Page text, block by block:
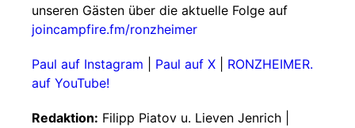
unseren Gästen über die aktuelle Folge auf
joincampfire.fm/ronzheimer
Paul auf Instagram Paul auf X
RONZHEIMER.
auf YouTube!
Redaktion: Filipp Piatov u. Lieven Jenrich |